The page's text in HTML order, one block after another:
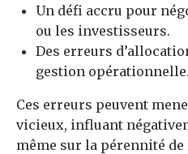
Un défi accru pour
ou les investisseurs.
Des erreurs
gestion opérationnelle.
Ces erreurs peuvent
vicieux, influant
même sur la pérennité de